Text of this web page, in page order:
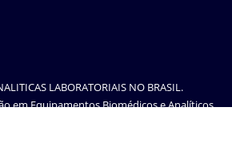
LABORATORIAIS NO BRASIL.
em Equipamentos Biomédicos e Analíticos.